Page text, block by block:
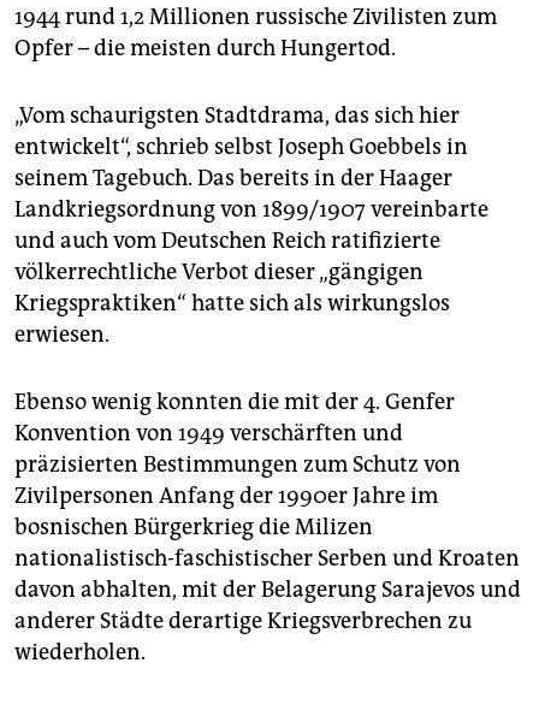
1944 rund 1,2 Millionen russische Zivilisten zum
Opfer – die meisten durch Hungertod.
„Vom schaurigsten Stadtdrama, das sich hier
entwickelt“, schrieb selbst Joseph Goebbels in
seinem Tagebuch. Das bereits in der Haager
Landkriegsordnung von 1899/1907 vereinbarte
und auch vom Deutschen Reich ratifizierte
völkerrechtliche Verbot dieser „gängigen
Kriegspraktiken“ hatte sich als wirkungslos
erwiesen.
Ebenso wenig konnten die mit der 4. Genfer
Konvention von 1949 verschärften und
präzisierten Bestimmungen zum Schutz von
Zivilpersonen Anfang der 1990er Jahre im
bosnischen Bürgerkrieg die Milizen
nationalistisch-faschistischer Serben und Kroaten
davon abhalten, mit der Belagerung Sarajevos und
anderer Städte derartige Kriegsverbrechen zu
wiederholen.